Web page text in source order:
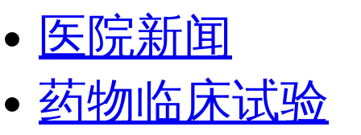
医院新闻
药物临床试验